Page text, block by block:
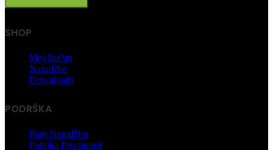
SHOP
Moj Račun
Narudžbe
Downloads
PODRŠKA
Prati Narudžbu
Politika Privatnosti